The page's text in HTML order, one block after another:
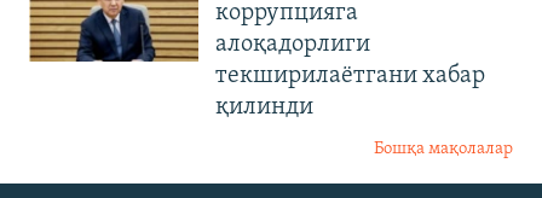
коррупцияга
алоқадорлиги
текширилаётгани хабар
қилинди
Бошқа мақолалар